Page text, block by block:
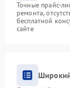
Точные прайс-
ремонта,
бесплатной
сайте